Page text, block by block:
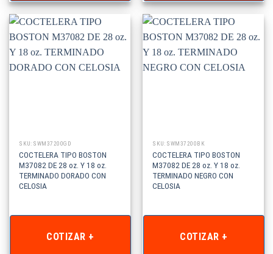
SKU: SWM37200GD
COCTELERA TIPO BOSTON
M37082 DE 28 oz. Y 18 oz.
TERMINADO DORADO CON
CELOSIA
COTIZAR +
SKU: SWM37200BK
COCTELERA TIPO BOSTON
M37082 DE 28 oz. Y 18 oz.
TERMINADO NEGRO CON
CELOSIA
COTIZAR +